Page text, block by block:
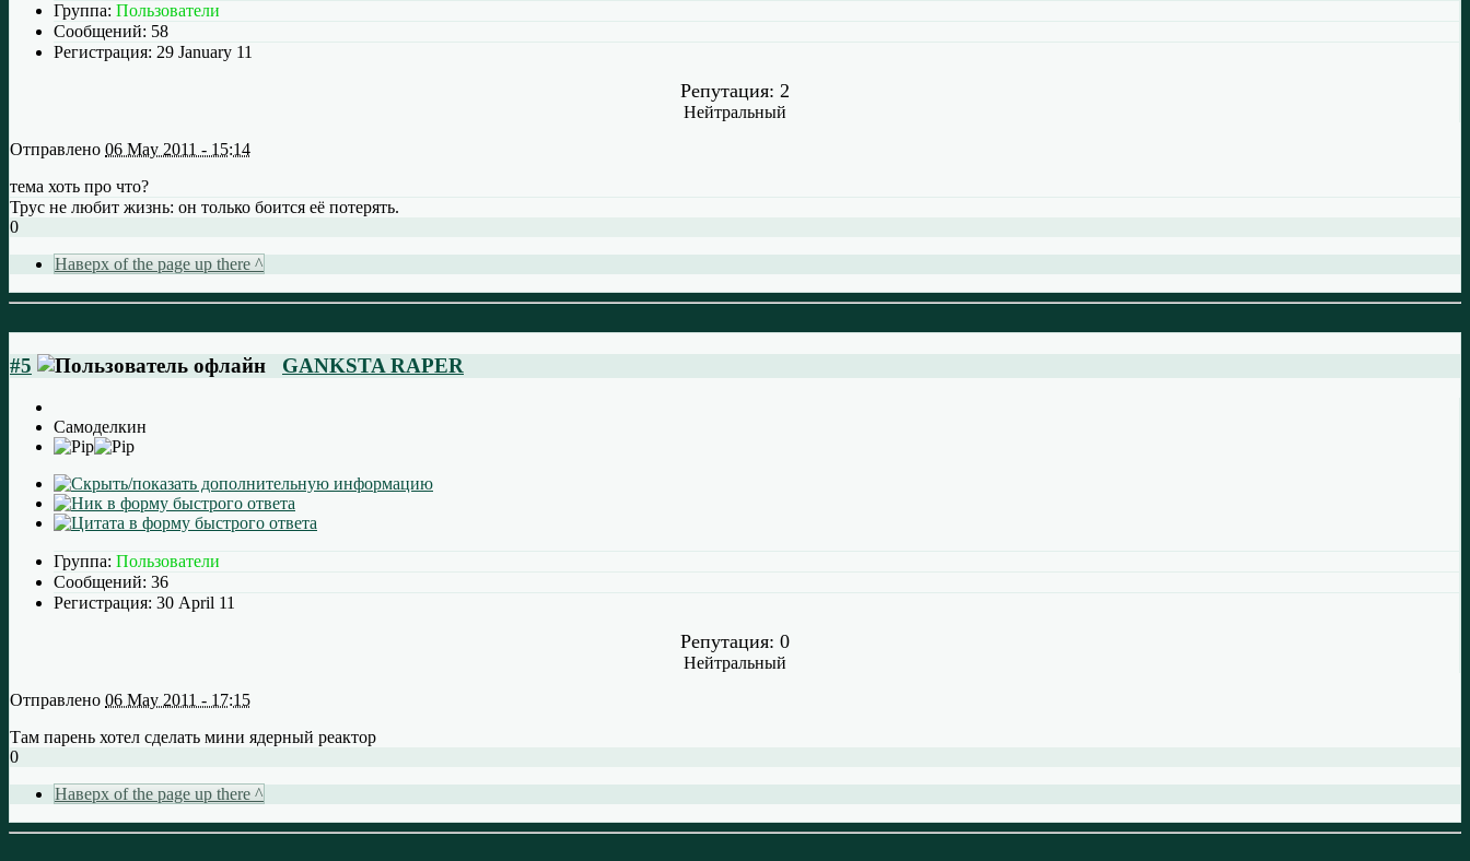
Группа: Пользователи
Сообщений: 58
Регистрация: 29 January 11
Репутация: 2
Нейтральный
Отправлено 06 May 2011 - 15:14
тема хоть про что?
Трус не любит жизнь: он только боится её потерять.
0
Наверх of the page up there ^
#5 GANKSTA RAPER
Самоделкин
Группа: Пользователи
Сообщений: 36
Регистрация: 30 April 11
Репутация: 0
Нейтральный
Отправлено 06 May 2011 - 17:15
Там парень хотел сделать мини ядерный реактор
0
Наверх of the page up there ^